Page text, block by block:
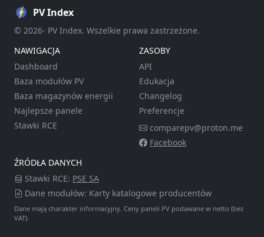
PV Index
© 2026- PV Index. Wszelkie prawa zastrzeżone.
NAWIGACJA
Dashboard
Baza modułów PV
Baza magazynów energii
Najlepsze panele
Stawki RCE
ZASOBY
API
Edukacja
Changelog
Preferencje
comparepv@proton.me
Facebook
ŹRÓDŁA DANYCH
Stawki RCE: PSE SA
Dane modułów: Karty katalogowe producentów
Dane mają charakter informacyjny. Ceny paneli PV podawane w netto (bez
VAT).